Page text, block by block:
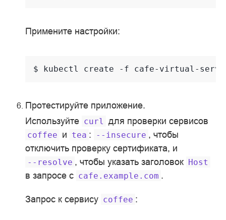
Примените настройки:
$ kubectl create -f
Протестируйте приложение.
Используйте curl для проверки сервисов
coffee и tea : --insecure , чтобы
отключить проверку сертификата, и
--resolve , чтобы указать заголовок Host
в запросе с cafe.example.com .
Запрос к сервису coffee :